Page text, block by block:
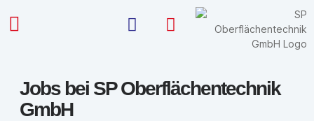
Jobs bei SP Oberflächentechnik
GmbH